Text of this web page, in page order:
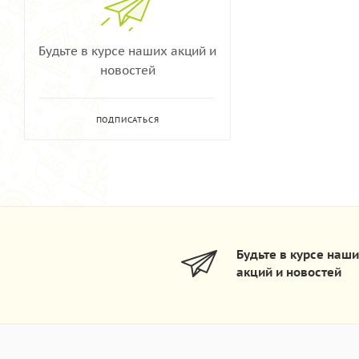
Будьте в курсе наших акций и
новостей
ПОДПИСАТЬСЯ
Будьте в курсе
акций и новостей